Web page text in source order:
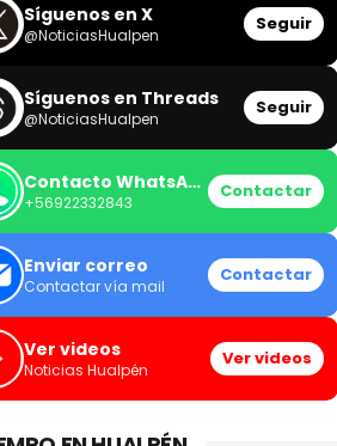
Síguenos en X
@NoticiasHualpen Seguir
Síguenos en Threads
@NoticiasHualpen Seguir
Contacto WhatsApp
+56922332843 Contactar
Enviar correo
Contactar vía mail Contactar
Ver videos
Noticias Hualpén Ver videos